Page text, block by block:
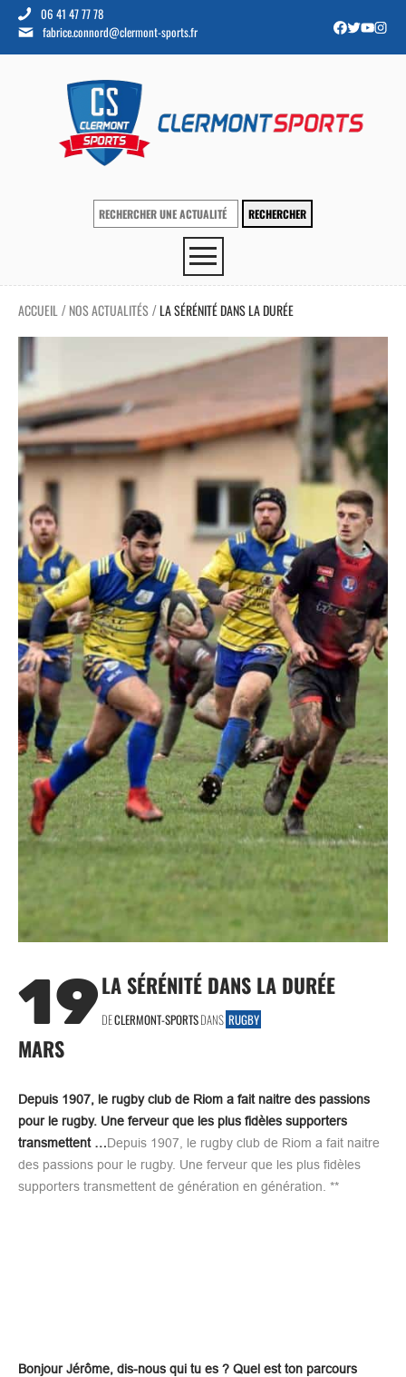
06 41 47 77 78
fabrice.connord@clermont-sports.fr
ACCUEIL / NOS ACTUALITÉS /LA SÉRÉNITÉ DANS LA DURÉE
19
MARS
LA SÉRÉNITÉ DANS LA DURÉE
DECLERMONT-SPORTSDANS RUGBY
Depuis 1907, le rugby club de Riom a fait naitre des passions
pour le rugby. Une ferveur que les plus fidèles supporters
transmettent …Depuis 1907, le rugby club de Riom a fait naitre
des passions pour le rugby. Une ferveur que les plus fidèles
supporters transmettent de génération en génération. **
Bonjour Jérôme, dis-nous qui tu es ? Quel est ton parcours